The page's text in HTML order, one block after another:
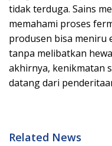
tidak terduga. Sains
memahami proses
produsen bisa meniru
tanpa melibatkan
akhirnya, kenikmatan
datang dari
Related News